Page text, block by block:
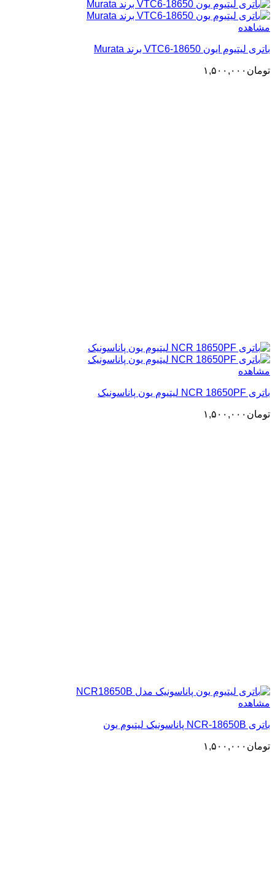
مشاهده
باتری لیتیوم ایون 18650-VTC6 برند Murata
تومان ۱,۵۰۰,۰۰۰
مشاهده
باتری NCR 18650PF لیتیوم یون پاناسونیک
تومان ۱,۵۰۰,۰۰۰
مشاهده
باتری NCR-18650B پاناسونیک لیتیوم یون
تومان ۱,۵۰۰,۰۰۰